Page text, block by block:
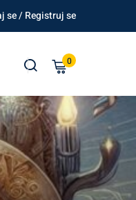
se / Registruj se
0